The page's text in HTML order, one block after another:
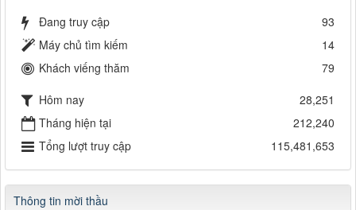
Đang truy cập
93
Máy chủ tìm kiếm
14
Khách viếng thăm
79
Hôm nay
28,251
Tháng hiện tại
212,240
Tổng lượt truy cập
115,481,653
Thông tin mời thầu